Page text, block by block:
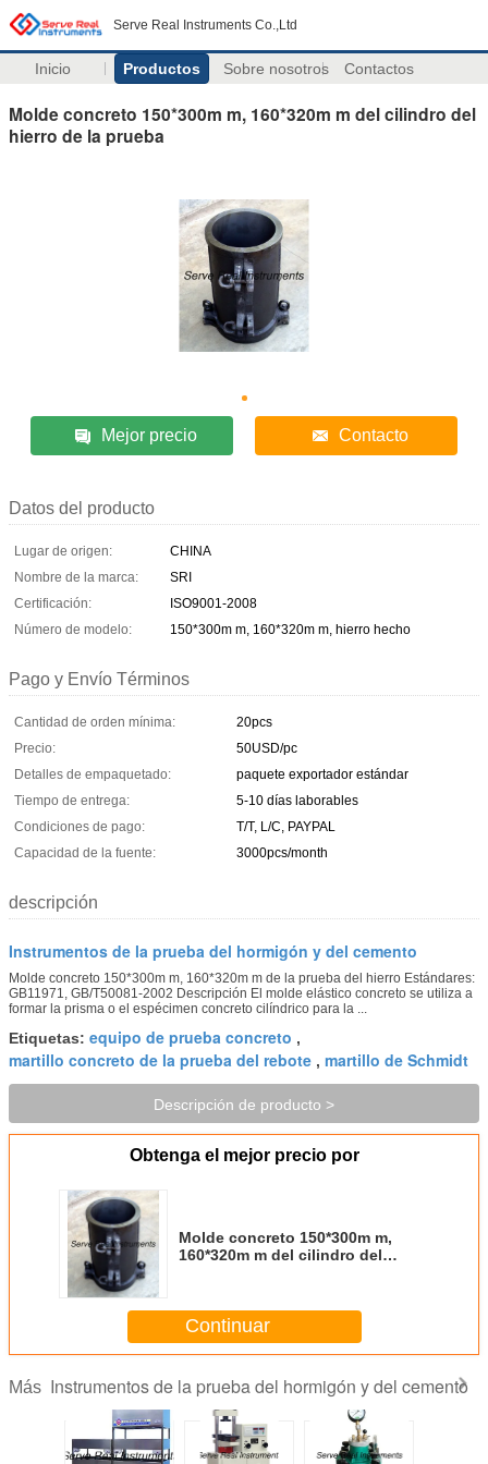
Serve Real Instruments Co.,Ltd
Inicio Productos Sobre nosotros Contactos
Molde concreto 150*300m m, 160*320m m del cilindro del
hierro de la prueba
Mejor precio Contacto
Datos del producto
Lugar de origen:
CHINA
Nombre de la marca:
SRI
Certificación:
ISO9001-2008
Número de modelo:
150*300m m, 160*320m m, hierro hecho
Pago y Envío Términos
Cantidad de orden mínima:
20pcs
Precio:
50USD/pc
Detalles de empaquetado:
paquete exportador estándar
Tiempo de entrega:
5-10 días laborables
Condiciones de pago:
T/T, L/C, PAYPAL
Capacidad de la fuente:
3000pcs/month
descripción
Instrumentos de la prueba del hormigón y del cemento
Molde concreto 150*300m m, 160*320m m de la prueba del hierro Estándares:
GB11971, GB/T50081-2002 Descripción El molde elástico concreto se utiliza a
formar la prisma o el espécimen concreto cilíndrico para la ...
Etiquetas: equipo de prueba concreto ,
martillo concreto de la prueba del rebote , martillo de Schmidt
Descripción de producto >
Obtenga el mejor precio por
Molde concreto 150*300m m,
160*320m m del cilindro del
Continuar
Más Instrumentos de la prueba del hormigón y del cemento